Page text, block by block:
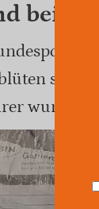
bei
sowie
wurden